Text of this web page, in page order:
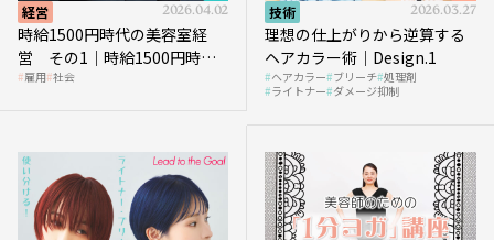
経営 2026.04.02
時給1500円時代の美容室経
営 その1｜時給1500円時代
へ向かう社会的背景
雇用 社会
技術 2026.03.27
理想の仕上がりから逆算する
ヘアカラー術｜Design.1
ヘアカラー ブリーチ 処理剤
ライトナー ダメージ抑制